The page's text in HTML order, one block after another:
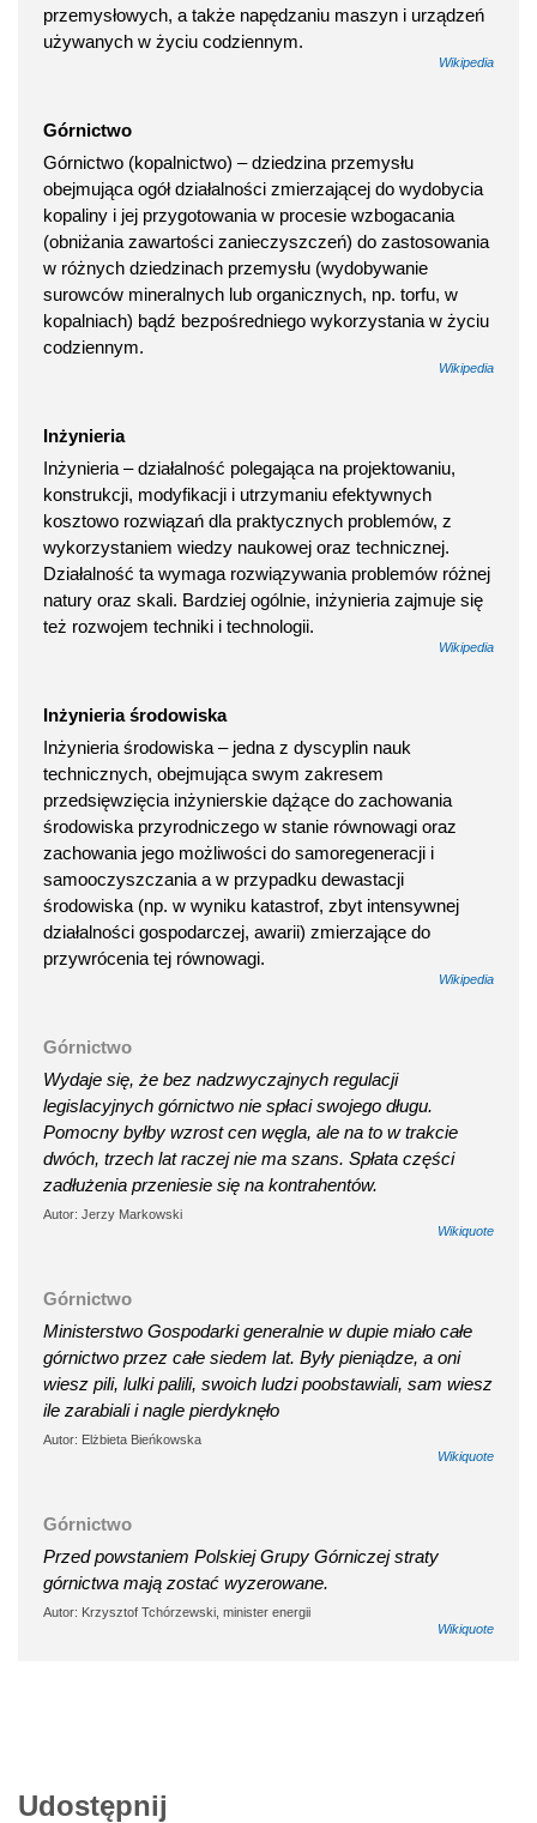
przemysłowych, a także napędzaniu maszyn i urządzeń
używanych w życiu codziennym.
Wikipedia
Górnictwo
Górnictwo (kopalnictwo) – dziedzina przemysłu
obejmująca ogół działalności zmierzającej do wydobycia
kopaliny i jej przygotowania w procesie wzbogacania
(obniżania zawartości zanieczyszczeń) do zastosowania
w różnych dziedzinach przemysłu (wydobywanie
surowców mineralnych lub organicznych, np. torfu, w
kopalniach) bądź bezpośredniego wykorzystania w życiu
codziennym.
Wikipedia
Inżynieria
Inżynieria – działalność polegająca na projektowaniu,
konstrukcji, modyfikacji i utrzymaniu efektywnych
kosztowo rozwiązań dla praktycznych problemów, z
wykorzystaniem wiedzy naukowej oraz technicznej.
Działalność ta wymaga rozwiązywania problemów różnej
natury oraz skali. Bardziej ogólnie, inżynieria zajmuje się
też rozwojem techniki i technologii.
Wikipedia
Inżynieria środowiska
Inżynieria środowiska – jedna z dyscyplin nauk
technicznych, obejmująca swym zakresem
przedsięwzięcia inżynierskie dążące do zachowania
środowiska przyrodniczego w stanie równowagi oraz
zachowania jego możliwości do samoregeneracji i
samooczyszczania a w przypadku dewastacji
środowiska (np. w wyniku katastrof, zbyt intensywnej
działalności gospodarczej, awarii) zmierzające do
przywrócenia tej równowagi.
Wikipedia
Górnictwo
Wydaje się, że bez nadzwyczajnych regulacji
legislacyjnych górnictwo nie spłaci swojego długu.
Pomocny byłby wzrost cen węgla, ale na to w trakcie
dwóch, trzech lat raczej nie ma szans. Spłata części
zadłużenia przeniesie się na kontrahentów.
Autor: Jerzy Markowski
Wikiquote
Górnictwo
Ministerstwo Gospodarki generalnie w dupie miało całe
górnictwo przez całe siedem lat. Były pieniądze, a oni
wiesz pili, lulki palili, swoich ludzi poobstawiali, sam wiesz
ile zarabiali i nagle pierdyknęło
Autor: Elżbieta Bieńkowska
Wikiquote
Górnictwo
Przed powstaniem Polskiej Grupy Górniczej straty
górnictwa mają zostać wyzerowane.
Autor: Krzysztof Tchórzewski, minister energii
Wikiquote
Udostępnij